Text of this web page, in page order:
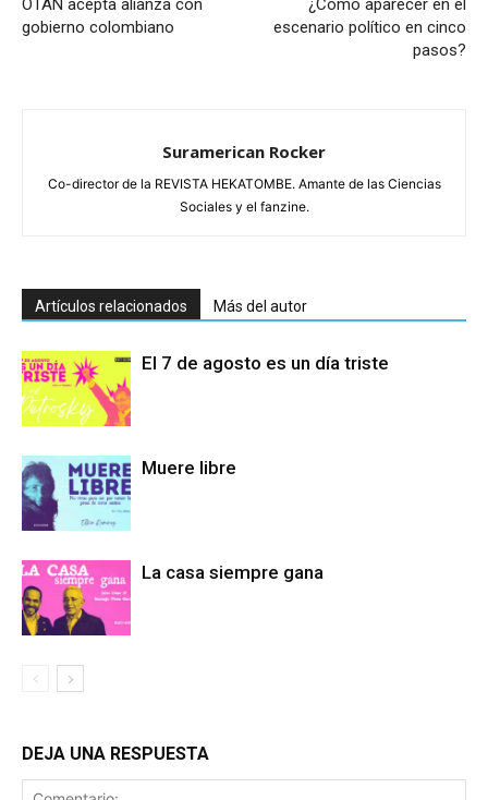
OTAN acepta alianza con
gobierno colombiano
¿Cómo aparecer en el
escenario político en cinco
pasos?
Suramerican Rocker
Co-director de la REVISTA HEKATOMBE. Amante de las Ciencias
Sociales y el fanzine.
Artículos relacionados Más del autor
El 7 de agosto es un día triste
Muere libre
La casa siempre gana
DEJA UNA RESPUESTA